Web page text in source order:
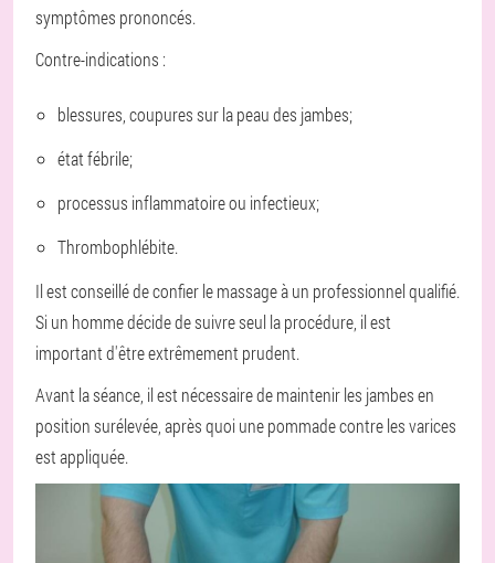
symptômes prononcés.
Contre-indications :
blessures, coupures sur la peau des jambes;
état fébrile;
processus inflammatoire ou infectieux;
Thrombophlébite.
Il est conseillé de confier le massage à un professionnel qualifié.
Si un homme décide de suivre seul la procédure, il est
important d'être extrêmement prudent.
Avant la séance, il est nécessaire de maintenir les jambes en
position surélevée, après quoi une pommade contre les varices
est appliquée.